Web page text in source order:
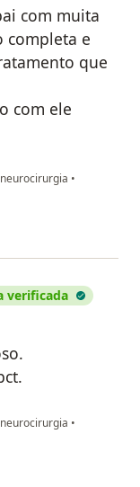
com muita
completa e
que
com ele
•
verificada
•